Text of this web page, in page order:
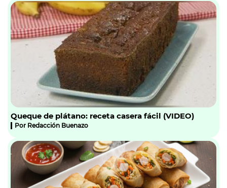
Queque de plátano: receta casera fácil (VIDEO)
Por Redacción Buenazo